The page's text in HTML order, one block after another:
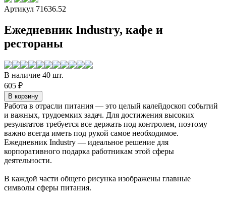
Артикул 71636.52
Ежедневник Industry, кафе и
рестораны
В наличие 40 шт.
605 ₽
Работа в отрасли питания — это целый калейдоскоп событий
и важных, трудоемких задач. Для достижения высоких
результатов требуется все держать под контролем, поэтому
важно всегда иметь под рукой самое необходимое.
Ежедневник Industry — идеальное решение для
корпоративного подарка работникам этой сферы
деятельности.
В каждой части общего рисунка изображены главные
символы сферы питания.